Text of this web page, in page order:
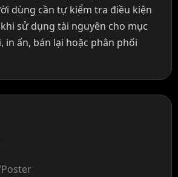
dùng cần tự kiểm tra điều kiện
sử dụng tài nguyên cho mục
in ấn, bán lại hoặc phân phối